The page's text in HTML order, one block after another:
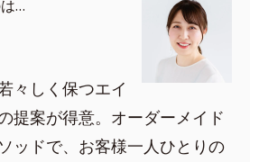
…
々しく保つエイ
提案が得意。オーダーメイド
ッドで、お客様一人ひとりの